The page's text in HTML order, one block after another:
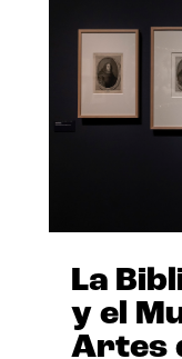
La
y el
Artes